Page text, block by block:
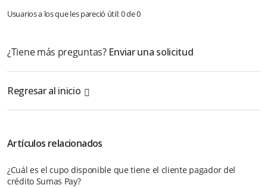
Usuarios a los que les pareció útil: 0 de 0
¿Tiene más preguntas? Enviar una solicitud
Regresar al inicio
Artículos relacionados
¿Cuál es el cupo disponible que tiene el cliente pagador del
crédito Sumas Pay?